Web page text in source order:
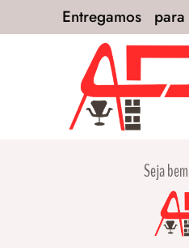
Entregamos
Seja